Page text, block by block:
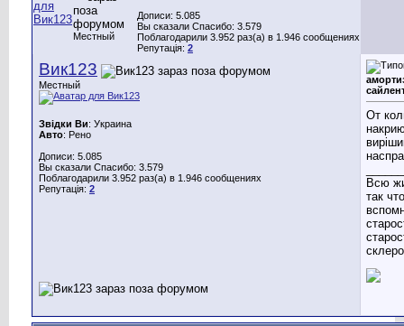
Местный
Дописи: 5.085
Вы сказали Спасибо: 3.579
Поблагодарили 3.952 раз(а) в 1.946 сообщениях
Репутація: 2
Вик123
Местный
Звідки Ви: Украина
Авто: Рено
Дописи: 5.085
Вы сказали Спасибо: 3.579
Поблагодарили 3.952 раз(а) в 1.946 сообщениях
Репутація: 2
От
Всю
так